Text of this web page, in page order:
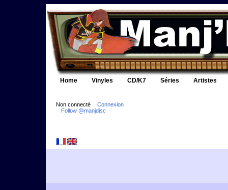
Home Vinyles CD/K7 Séries Artistes
Non connecté
Connexion
Follow @manjdisc